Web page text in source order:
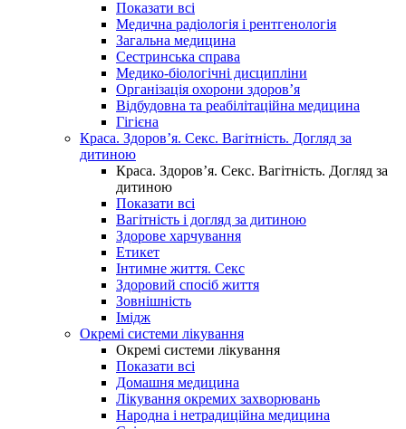
Показати всі
Медична радіологія і рентгенологія
Загальна медицина
Сестринська справа
Медико-біологічні дисципліни
Організація охорони здоров’я
Відбудовна та реабілітаційна медицина
Гігієна
Краса. Здоров’я. Секс. Вагітність. Догляд за
дитиною
Краса. Здоров’я. Секс. Вагітність. Догляд за
дитиною
Показати всі
Вагітність і догляд за дитиною
Здорове харчування
Етикет
Інтимне життя. Секс
Здоровий спосіб життя
Зовнішність
Імідж
Окремі системи лікування
Окремі системи лікування
Показати всі
Домашня медицина
Лікування окремих захворювань
Народна і нетрадиційна медицина